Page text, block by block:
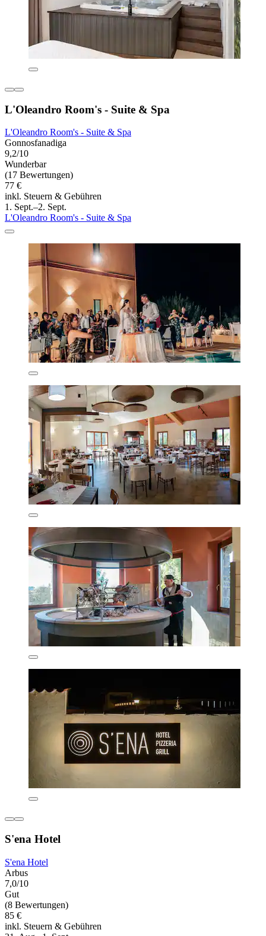
L'Oleandro Room's - Suite & Spa
L'Oleandro Room's - Suite & Spa
Gonnosfanadiga
9,2/10
Wunderbar
(17 Bewertungen)
77 €
inkl. Steuern & Gebühren
1. Sept.–2. Sept.
L'Oleandro Room's - Suite & Spa
S'ena Hotel
S'ena Hotel
Arbus
7,0/10
Gut
(8 Bewertungen)
85 €
inkl. Steuern & Gebühren